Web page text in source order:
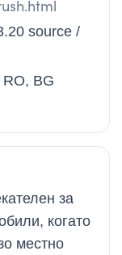
source /
RO, BG
за
когато
местно